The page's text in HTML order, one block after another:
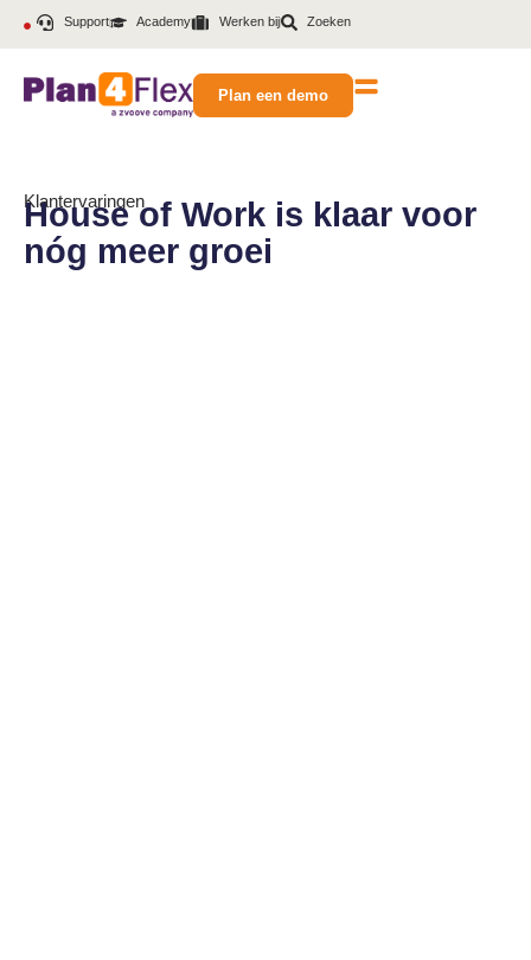
Support Academy Werken bij Zoeken
Plan een demo
Klantervaringen
House of Work is klaar voor
nóg meer groei